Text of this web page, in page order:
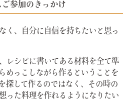
参加のきっかけ
く、自分に自信を持ちたいと思っ
レシピに書いてある材料を全て準
めっこしながら作るということを
探して作るのではなく、その時の
った料理を作れるようになりたい